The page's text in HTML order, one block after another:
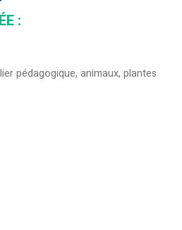
:
pédagogique, animaux, plantes